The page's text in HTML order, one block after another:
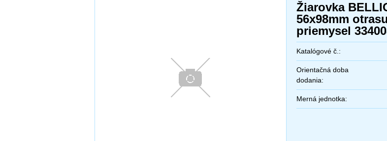
Žiarovka
56x98mm
priemysel
Katalógové č.:
Orientačná doba
dodania:
Merná jednotka: